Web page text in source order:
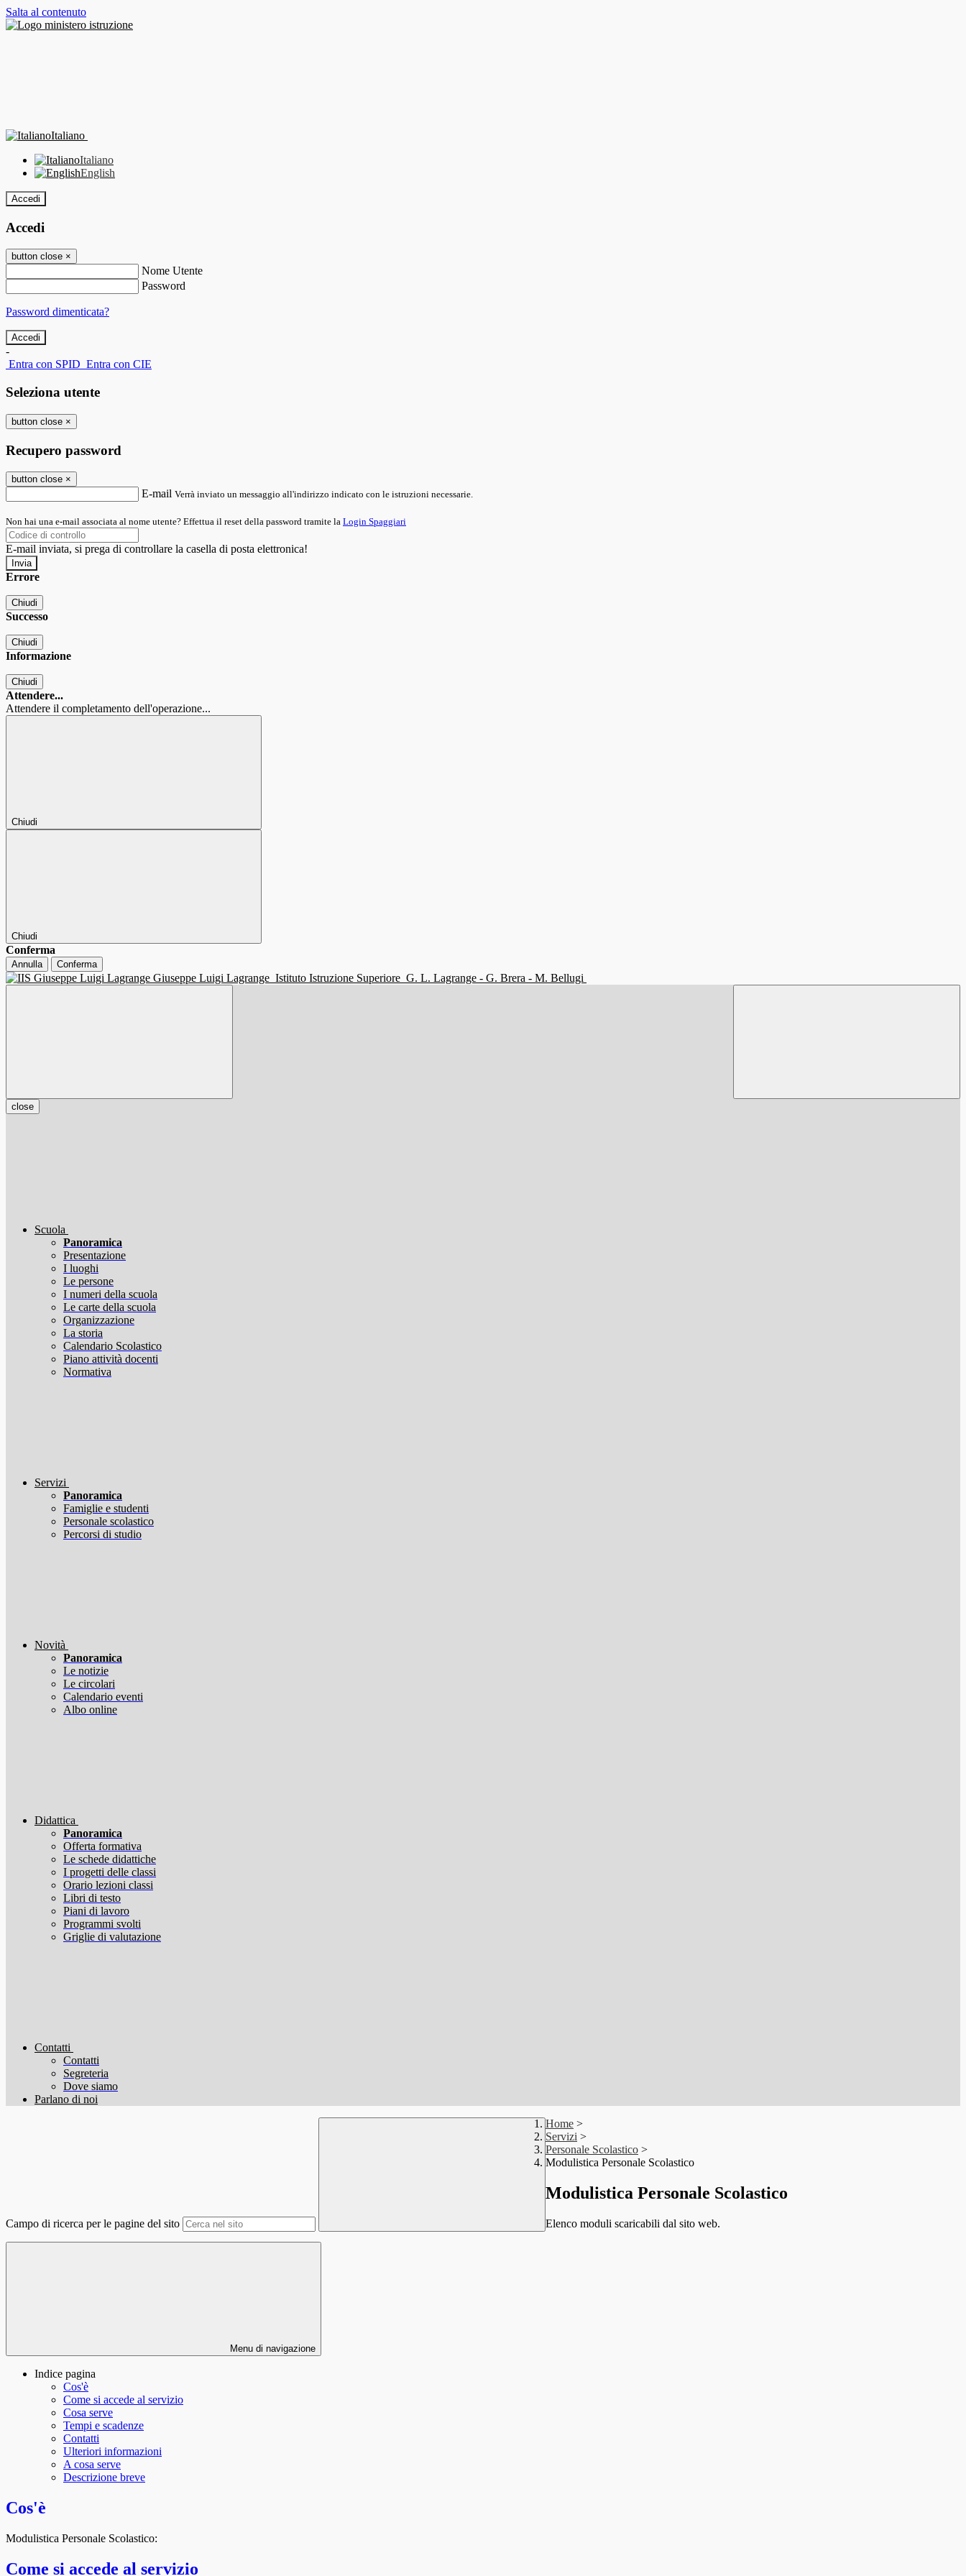
Salta al contenuto
Italiano
Italiano
English
Accedi
Accedi
button close ×
Nome Utente
Password
Password dimenticata?
-
Entra con SPID Entra con CIE
Seleziona utente
button close ×
Recupero password
button close ×
E-mail Verrà inviato un messaggio all'indirizzo indicato con le istruzioni necessarie.
Non hai una e-mail associata al nome utente? Effettua il reset della password tramite la Login Spaggiari
E-mail inviata, si prega di controllare la casella di posta elettronica!
Errore
Chiudi
Successo
Chiudi
Informazione
Chiudi
Attendere...
Attendere il completamento dell'operazione...
Chiudi
Chiudi
Conferma
Annulla Conferma
Giuseppe Luigi Lagrange Istituto Istruzione Superiore G. L. Lagrange - G. Brera - M. Bellugi
close
Scuola
Panoramica
Presentazione
I luoghi
Le persone
I numeri della scuola
Le carte della scuola
Organizzazione
La storia
Calendario Scolastico
Piano attività docenti
Normativa
Servizi
Panoramica
Famiglie e studenti
Personale scolastico
Percorsi di studio
Novità
Panoramica
Le notizie
Le circolari
Calendario eventi
Albo online
Didattica
Panoramica
Offerta formativa
Le schede didattiche
I progetti delle classi
Orario lezioni classi
Libri di testo
Piani di lavoro
Programmi svolti
Griglie di valutazione
Contatti
Contatti
Segreteria
Dove siamo
Parlano di noi
Campo di ricerca per le pagine del sito
Home >
Servizi >
Personale Scolastico >
Modulistica Personale Scolastico
Modulistica Personale Scolastico
Elenco moduli scaricabili dal sito web.
Menu di navigazione
Indice pagina
Cos'è
Come si accede al servizio
Cosa serve
Tempi e scadenze
Contatti
Ulteriori informazioni
A cosa serve
Descrizione breve
Cos'è
Modulistica Personale Scolastico:
Come si accede al servizio